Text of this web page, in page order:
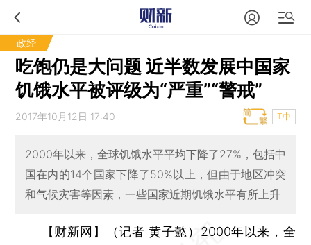
政经
吃饱仍是大问题 近半数发展中国家
饥饿水平被评级为“严重”“警戒”
2017年10月12日 17:40 T中
2000年以来，全球饥饿水平平均下降了27%，包括中
国在内的14个国家下降了50%以上，但由于地区冲突
和气候灾害等因素，一些国家近期饥饿水平有所上升
【财新网】（记者 黄子懿） 2000年以来，全